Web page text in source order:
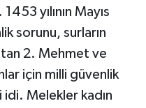
yılının Mayıs
sorunu, surların
2. Mehmet ve
için milli güvenlik
Melekler kadın